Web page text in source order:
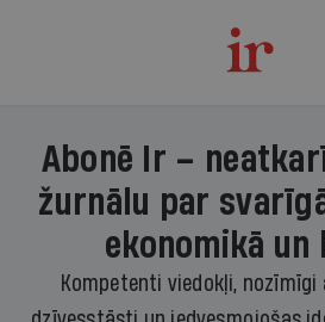
Abonē Ir –
žurnālu par
ekonomikā
Kompetenti viedokļi,